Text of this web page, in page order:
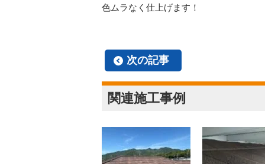
色ムラなく仕上げます！
次の記事
関連施工事例